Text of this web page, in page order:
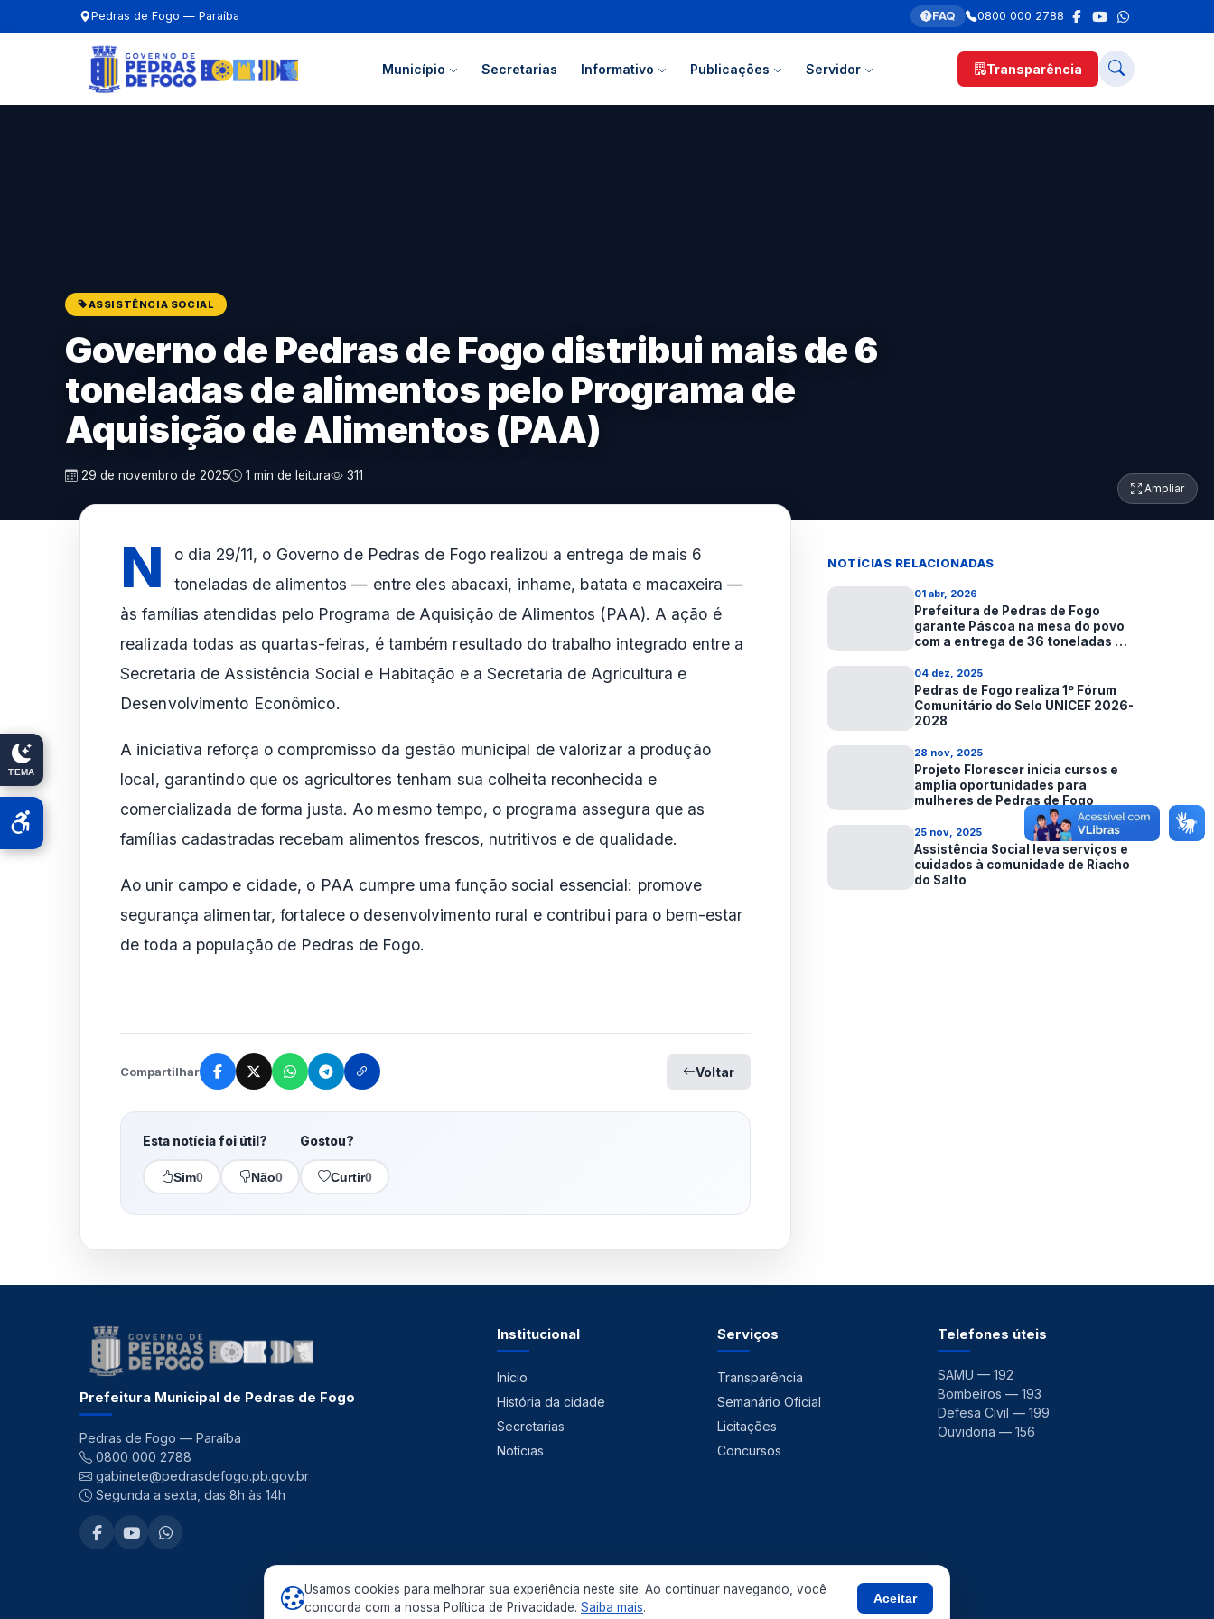
TEMA
Pedras de Fogo — Paraíba FAQ 0800 000 2788
Município Secretarias Informativo Publicações Servidor Transparência
ASSISTÊNCIA SOCIAL
Governo de Pedras de Fogo distribui mais de 6
toneladas de alimentos pelo Programa de
Aquisição de Alimentos (PAA)
29 de novembro de 2025 1 min de leitura 311
Ampliar
N
o dia 29/11, o Governo de Pedras de Fogo realizou a entrega de mais 6
toneladas de alimentos — entre eles abacaxi, inhame, batata e macaxeira —
às famílias atendidas pelo Programa de Aquisição de Alimentos (PAA). A ação é
realizada todas as quartas-feiras, é também resultado do trabalho integrado entre a
Secretaria de Assistência Social e Habitação e a Secretaria de Agricultura e
Desenvolvimento Econômico.
A iniciativa reforça o compromisso da gestão municipal de valorizar a produção
local, garantindo que os agricultores tenham sua colheita reconhecida e
comercializada de forma justa. Ao mesmo tempo, o programa assegura que as
famílias cadastradas recebam alimentos frescos, nutritivos e de qualidade.
Ao unir campo e cidade, o PAA cumpre uma função social essencial: promove
segurança alimentar, fortalece o desenvolvimento rural e contribui para o bem-estar
de toda a população de Pedras de Fogo.
Compartilhar Voltar
Esta notícia foi útil?
Sim0 Não0
Gostou?
Curtir0
NOTÍCIAS RELACIONADAS
01 abr, 2026
Prefeitura de Pedras de Fogo
garante Páscoa na mesa do povo
com a entrega de 36 toneladas de
04 dez, 2025
Pedras de Fogo realiza 1º Fórum
Comunitário do Selo UNICEF 2026-
2028
28 nov, 2025
Projeto Florescer inicia cursos e
amplia oportunidades para
mulheres de Pedras de Fogo
25 nov, 2025
Assistência Social leva serviços e
cuidados à comunidade de Riacho
do Salto
Prefeitura Municipal de Pedras de Fogo
Pedras de Fogo — Paraíba
0800 000 2788
gabinete@pedrasdefogo.pb.gov.br
Segunda a sexta, das 8h às 14h
Institucional
Início
História da cidade
Secretarias
Notícias
Serviços
Transparência
Semanário Oficial
Licitações
Concursos
Telefones úteis
SAMU — 192
Bombeiros — 193
Defesa Civil — 199
Ouvidoria — 156
© 2026 Prefeitura Municipal de Pedras de Fogo. Todos os direitos reservados. ·
Usamos cookies para melhorar sua experiência neste site. Ao continuar navegando, você
concorda com a nossa Política de Privacidade. Saiba mais.
Aceitar